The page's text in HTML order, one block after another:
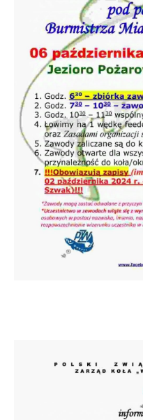
gwarantuje
funkcjonalności.
Twoich zwyczajów
witryny
mogą pojawić się
trzecich lub firm
partnerami oraz
Firmy te działają
pośredników
postaci
mediów